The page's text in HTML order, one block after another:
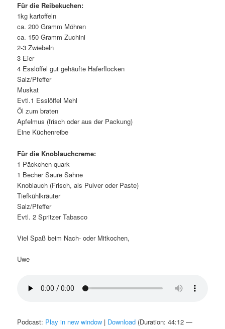
Für die Reibekuchen:
1kg kartoffeln
ca. 200 Gramm Möhren
ca. 150 Gramm Zuchini
2-3 Zwiebeln
3 Eier
4 Esslöffel gut gehäufte Haferflocken
Salz/Pfeffer
Muskat
Evtl.1 Esslöffel Mehl
Öl zum braten
Apfelmus (frisch oder aus der Packung)
Eine Küchenreibe
Für die Knoblauchcreme:
1 Päckchen quark
1 Becher Saure Sahne
Knoblauch (Frisch, als Pulver oder Paste)
Tiefkühlkräuter
Salz/Pfeffer
Evtl. 2 Spritzer Tabasco
Viel Spaß beim Nach- oder Mitkochen,
Uwe
Podcast: Play in new window | Download (Duration: 44:12 —